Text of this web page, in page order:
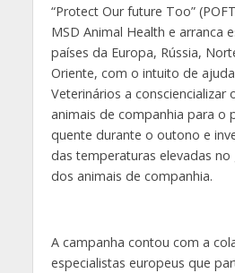
“Protect Our future Too”
MSD Animal Health e arranca
países da Europa, Rússia,
Oriente, com o intuito de
Veterinários a consciencializar
animais de companhia para o
quente durante o outono e
das temperaturas elevadas no
dos animais de companhia.
A campanha contou com a
especialistas europeus que